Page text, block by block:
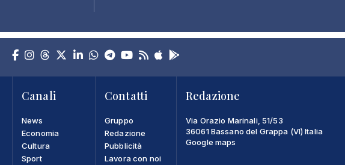
Canali
News
Economia
Cultura
Sport
Contatti
Gruppo
Redazione
Pubblicità
Lavora con noi
Redazione
Via Orazio Marinali, 51/53
36061 Bassano del Grappa (VI) Italia
Google maps